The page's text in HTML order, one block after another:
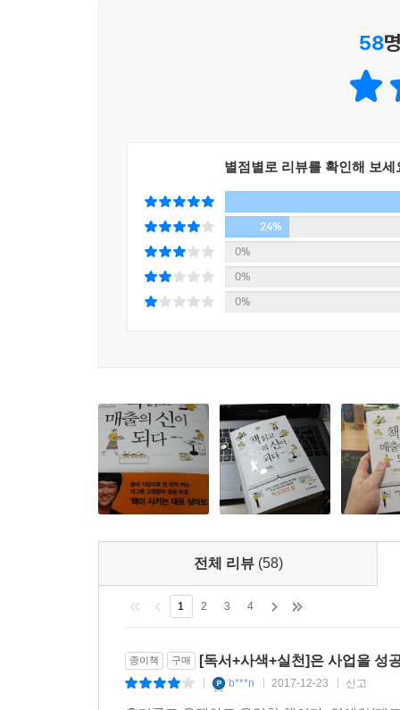
대리 어디 있어?” 사장님은 나를 보자마자 덥석
라인게임이 한창 유행하기 시작하던 시절의 일이
석이랑 얼마나 경기를 해보고 싶을까?’라는 생각
그맨 그만두고 옥션에 전념할 생각이 없느냐고
책을 읽고 떠들다 보면 조용히 입을 닫고 성숙하
다. 덕분에 미인까지 얻었는데 멈출 이유가 뭔가.
라고 했다. 아내는 웃을 뿐 아무 말도 하지 않았다
을 읽고 와서 그 책에 푹 빠져 얘기를 하는데 만
기해보라. 당신의 모습이 얼마나 아름다운지 자
달랐다. 주 메뉴부터 입지까지 『이카루스 이야
고객이 직접 말하게 하라’는 책의 가르침을 따라
했다. 정말 책을 읽으면 책에 나오는 말을 그 즉시
전해주고 싶은 인생의 기술
누군가는 책을 읽고, 또 누군가는 책을 권하기도
차별화되는 지점이 여기에 있다. 이 책은 닥치
따라가고 실행해보면서 그 효과를 실제로 검증해
만약 책을 읽고 뭘 느꼈는지 얘기해보라고 하
때문이다. 하지만 걱정할 필요 없다. 저자는 작
주인공보다 주변 인물들에게 관심이 가기도 한다.
이 책은 책 읽고 돈 버는 이야기를 다루고 있지만,
없지만 책을 좇는 사람은 돈뿐만 아니라 진정한
못한 곳으로 당신을 인도할 것이다.
58
별점별로 리뷰를 확인해 보세
24%
0%
0%
0%
전체 리뷰 (58)
1 2 3 4
종이책 구매 [독서+사색+실천]은 사업을 성
b***n 2017-12-23 신고